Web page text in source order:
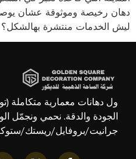
دهان رخيصة وموثوقة عشان
ليش الخدمات منتشرة
ول دهانات معمارية متكاملة
الجودة والدقة. نحمي ونجمّل
جرانيت/بروفايل/ريستك/